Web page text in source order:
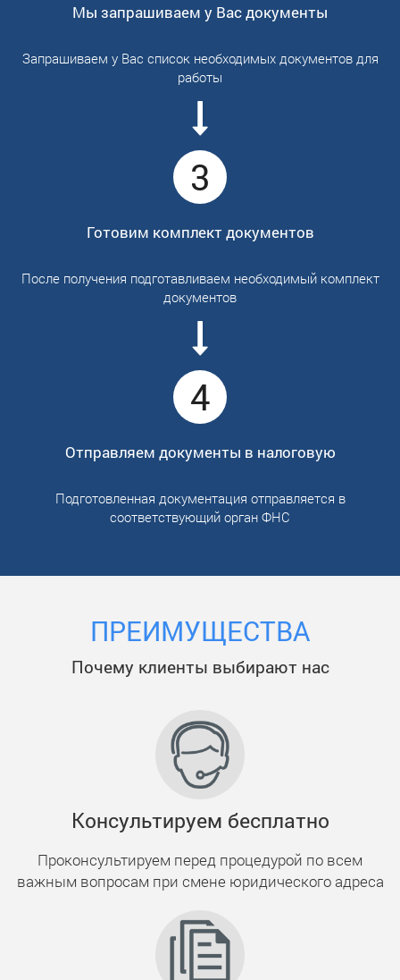
Мы запрашиваем у Вас документы
Запрашиваем у Вас список необходимых документов для
работы
3
Готовим комплект документов
После получения подготавливаем необходимый комплект
документов
4
Отправляем документы в налоговую
Подготовленная документация отправляется в
соответствующий орган ФНС
ПРЕИМУЩЕСТВА
Почему клиенты выбирают нас
Консультируем бесплатно
Проконсультируем перед процедурой по всем
важным вопросам при смене юридического адреса